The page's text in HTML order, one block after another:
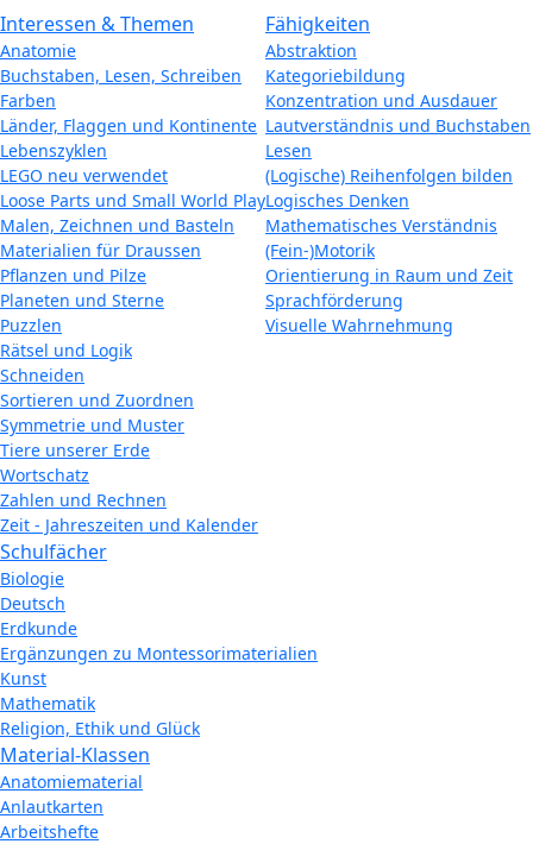
Interessen & Themen
Anatomie
Buchstaben, Lesen, Schreiben
Farben
Länder, Flaggen und Kontinente
Lebenszyklen
LEGO neu verwendet
Loose Parts und Small World Play
Malen, Zeichnen und Basteln
Materialien für Draussen
Pflanzen und Pilze
Planeten und Sterne
Puzzlen
Rätsel und Logik
Schneiden
Sortieren und Zuordnen
Symmetrie und Muster
Tiere unserer Erde
Wortschatz
Zahlen und Rechnen
Zeit - Jahreszeiten und Kalender
Fähigkeiten
Abstraktion
Kategoriebildung
Konzentration und Ausdauer
Lautverständnis und Buchstaben
Lesen
(Logische) Reihenfolgen bilden
Logisches Denken
Mathematisches Verständnis
(Fein-)Motorik
Orientierung in Raum und Zeit
Sprachförderung
Visuelle Wahrnehmung
Schulfächer
Biologie
Deutsch
Erdkunde
Ergänzungen zu Montessorimaterialien
Kunst
Mathematik
Religion, Ethik und Glück
Material-Klassen
Anatomiematerial
Anlautkarten
Arbeitshefte